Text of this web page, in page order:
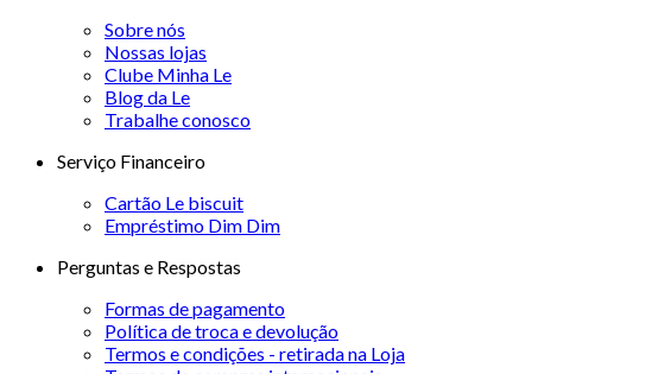
Sobre nós
Nossas lojas
Clube Minha Le
Blog da Le
Trabalhe conosco
Serviço Financeiro
Cartão Le biscuit
Empréstimo Dim Dim
Perguntas e Respostas
Formas de pagamento
Política de troca e devolução
Termos e condições - retirada na Loja